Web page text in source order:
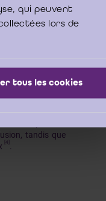
qui peuvent
lors de
tous les cookies
rapport révisoral
les associés
(
des sociétés.
tandis que
[4]